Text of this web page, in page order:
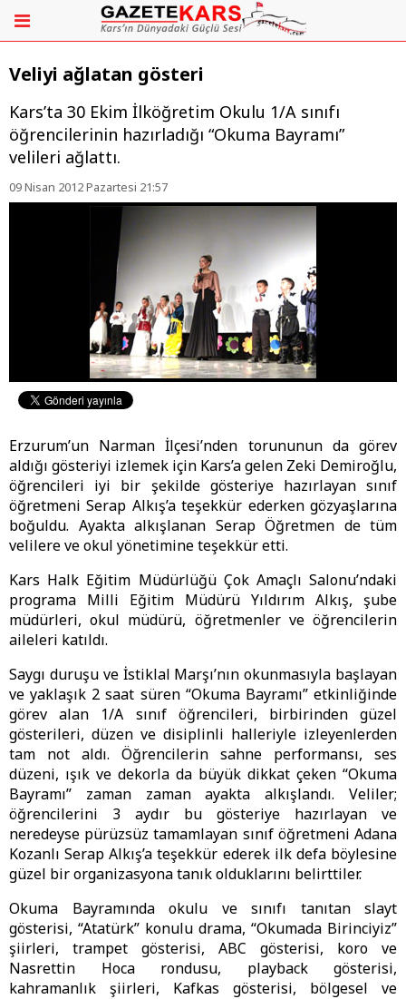
Veliyi ağlatan gösteri
Kars’ta 30 Ekim İlköğretim Okulu 1/A sınıfı
öğrencilerinin hazırladığı “Okuma Bayramı”
velileri ağlattı.
09 Nisan 2012 Pazartesi 21:57
Erzurum’un Narman İlçesi’nden torununun da görev
aldığı gösteriyi izlemek için Kars’a gelen Zeki Demiroğlu,
öğrencileri iyi bir şekilde gösteriye hazırlayan sınıf
öğretmeni Serap Alkış’a teşekkür ederken gözyaşlarına
boğuldu. Ayakta alkışlanan Serap Öğretmen de tüm
velilere ve okul yönetimine teşekkür etti.
Kars Halk Eğitim Müdürlüğü Çok Amaçlı Salonu’ndaki
programa Milli Eğitim Müdürü Yıldırım Alkış, şube
müdürleri, okul müdürü, öğretmenler ve öğrencilerin
aileleri katıldı.
Saygı duruşu ve İstiklal Marşı’nın okunmasıyla başlayan
ve yaklaşık 2 saat süren “Okuma Bayramı” etkinliğinde
görev alan 1/A sınıf öğrencileri, birbirinden güzel
gösterileri, düzen ve disiplinli halleriyle izleyenlerden
tam not aldı. Öğrencilerin sahne performansı, ses
düzeni, ışık ve dekorla da büyük dikkat çeken “Okuma
Bayramı” zaman zaman ayakta alkışlandı. Veliler;
öğrencilerini 3 aydır bu gösteriye hazırlayan ve
neredeyse pürüzsüz tamamlayan sınıf öğretmeni Adana
Kozanlı Serap Alkış’a teşekkür ederek ilk defa böylesine
güzel bir organizasyona tanık olduklarını belirttiler.
Okuma Bayramında okulu ve sınıfı tanıtan slayt
gösterisi, “Atatürk” konulu drama, “Okumada Birinciyiz”
şiirleri, trampet gösterisi, ABC gösterisi, koro ve
Nasrettin Hoca rondusu, playback gösterisi,
kahramanlık şiirleri, Kafkas gösterisi, bölgesel ve